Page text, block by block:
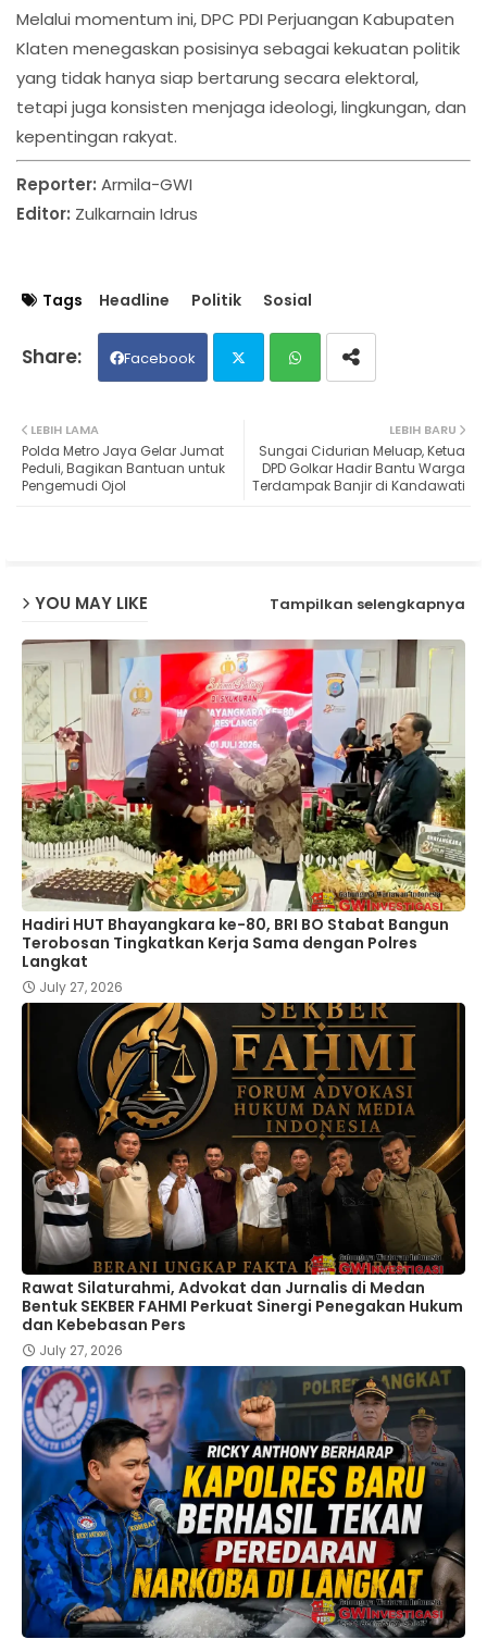
Melalui momentum ini, DPC PDI Perjuangan Kabupaten
Klaten menegaskan posisinya sebagai kekuatan politik
yang tidak hanya siap bertarung secara elektoral,
tetapi juga konsisten menjaga ideologi, lingkungan, dan
kepentingan rakyat.
Reporter: Armila-GWI
Editor: Zulkarnain Idrus
Tags Headline Politik Sosial
Facebook
ats
LEBIH BARU
Sungai Cidurian Meluap, Ketua
DPD Golkar Hadir Bantu Warga
Terdampak Banjir di Kandawati
LEBIH LAMA
Polda Metro Jaya Gelar Jumat
Peduli, Bagikan Bantuan untuk
Pengemudi Ojol
YOU MAY LIKE Tampilkan selengkapnya
Hadiri HUT Bhayangkara ke-80, BRI BO Stabat Bangun
Terobosan Tingkatkan Kerja Sama dengan Polres
Langkat
July 27, 2026
Rawat Silaturahmi, Advokat dan Jurnalis di Medan
Bentuk SEKBER FAHMI Perkuat Sinergi Penegakan Hukum
dan Kebebasan Pers
July 27, 2026